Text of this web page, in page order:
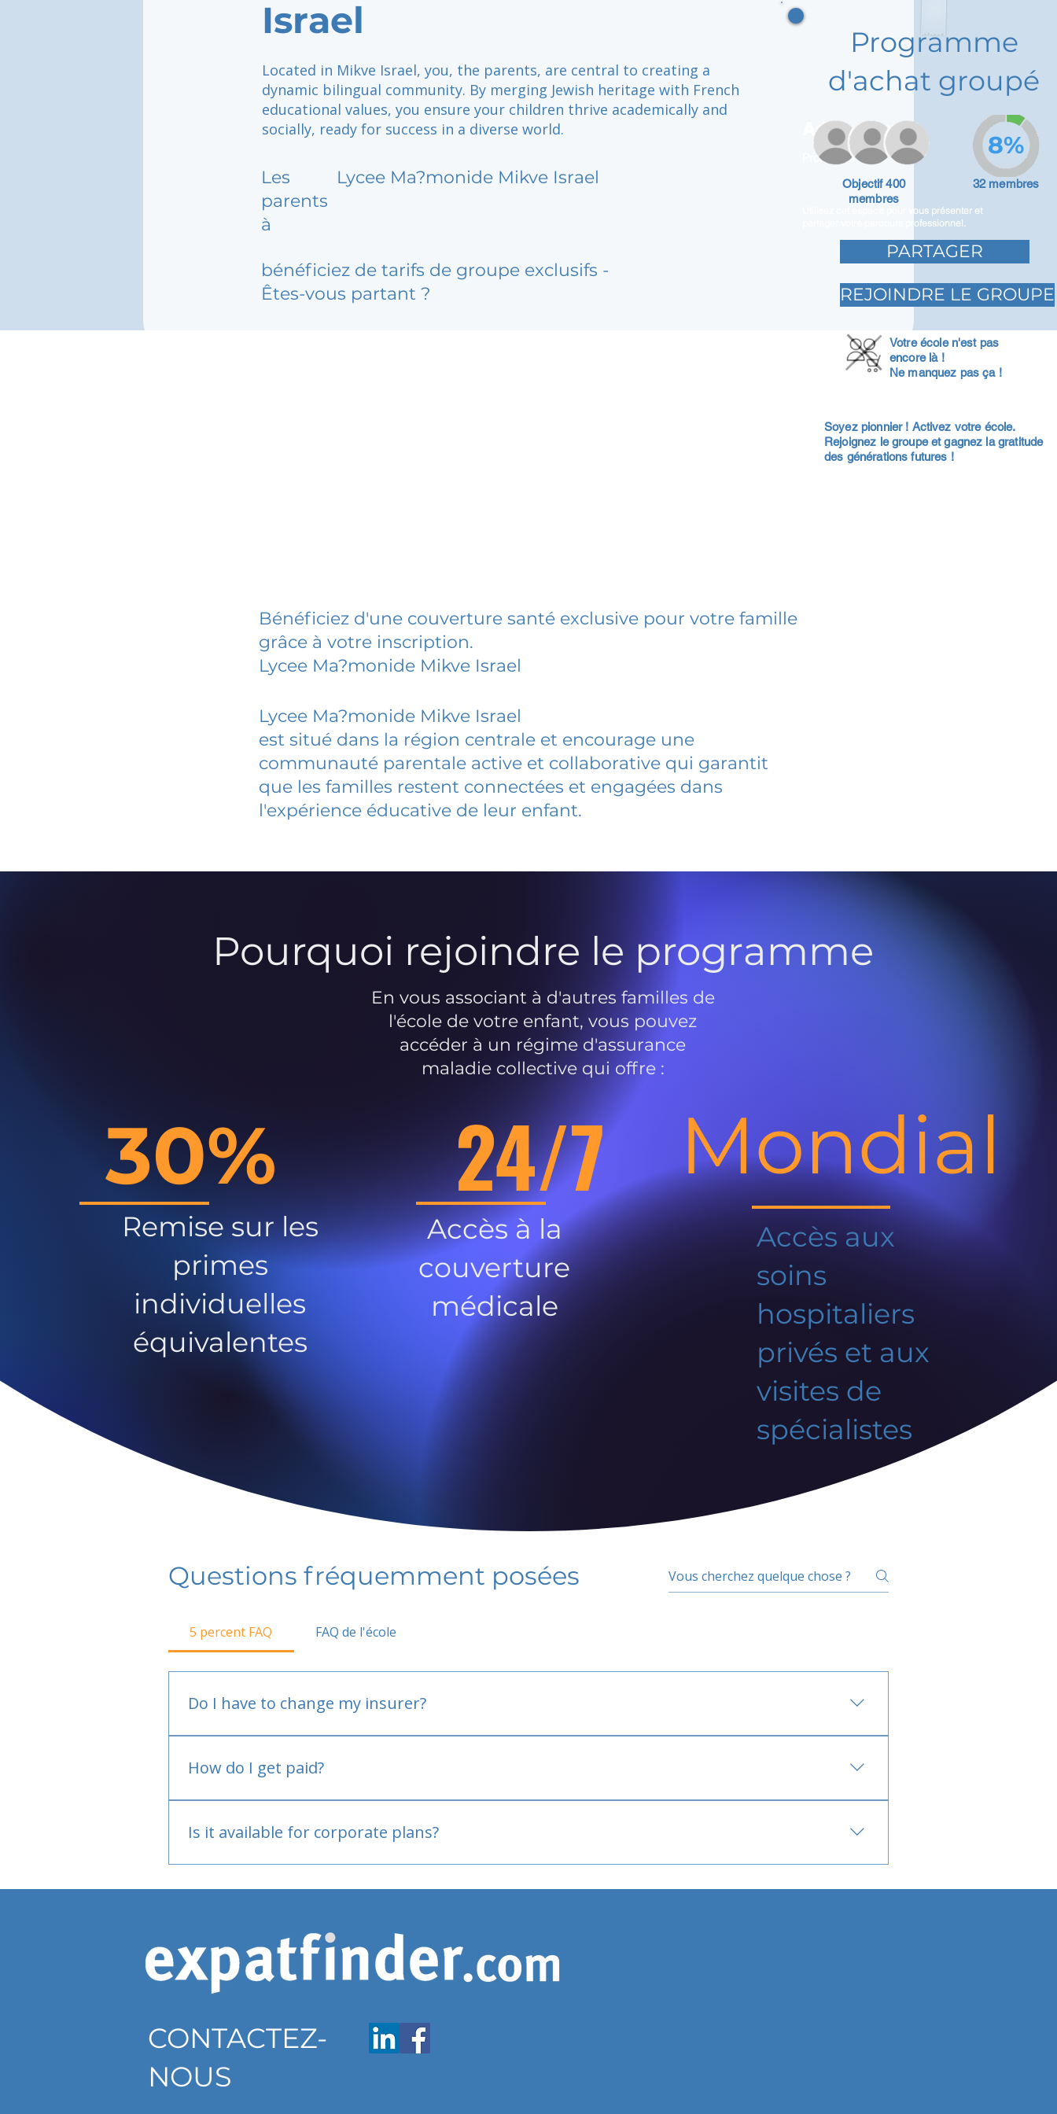
Israel
Located in Mikve Israel, you, the parents, are central to creating a
dynamic bilingual community. By merging Jewish heritage with French
educational values, you ensure your children thrive academically and
socially, ready for success in a diverse world.
Les
parents
à
Lycee Ma?monide Mikve Israel
bénéficiez de tarifs de groupe exclusifs -
Êtes-vous partant ?
Adam Caar
Promoteur
Utilisez cet espace pour vous présenter et
partager votre parcours professionnel.
Programme
d'achat groupé
Objectif 400
membres
32 membres
8%
PARTAGER
REJOINDRE LE GROUPE
Votre école n'est pas
encore là !
Ne manquez pas ça !
Soyez pionnier ! Activez votre école.
Rejoignez le groupe et gagnez la gratitude
des générations futures !
Bénéficiez d'une couverture santé exclusive pour votre famille
grâce à votre inscription.
Lycee Ma?monide Mikve Israel
Lycee Ma?monide Mikve Israel
est situé dans la région centrale et encourage une
communauté parentale active et collaborative qui garantit
que les familles restent connectées et engagées dans
l'expérience éducative de leur enfant.
Pourquoi rejoindre le programme
En vous associant à d'autres familles de
l'école de votre enfant, vous pouvez
accéder à un régime d'assurance
maladie collective qui offre :
30%
Remise sur les
primes
individuelles
équivalentes
24/7
Accès à la
couverture
médicale
Mondial
Accès aux
soins
hospitaliers
privés et aux
visites de
spécialistes
Questions fréquemment posées
5 percent FAQ FAQ de l'école
Do I have to change my insurer?
How do I get paid?
Is it available for corporate plans?
CONTACTEZ-
NOUS